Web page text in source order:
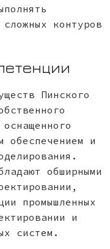
контуров
Пинского
обеспечением и
обширными
промышленных
и
систем.